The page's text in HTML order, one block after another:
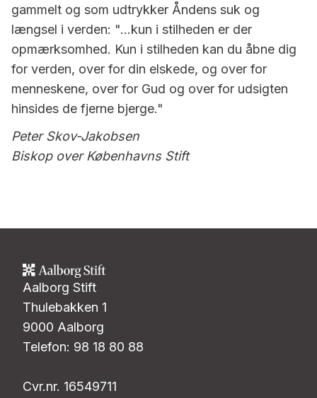
gammelt og som udtrykker Åndens suk og
længsel i verden: "…kun i stilheden er der
opmærksomhed. Kun i stilheden kan du åbne dig
for verden, over for din elskede, og over for
menneskene, over for Gud og over for udsigten
hinsides de fjerne bjerge."
Peter Skov-Jakobsen
Biskop over Københavns Stift
Aalborg Stift
Thulebakken 1
9000 Aalborg
Telefon: 98 18 80 88
Cvr.nr. 16549711